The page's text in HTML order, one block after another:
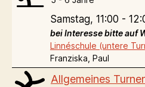
Samstag, 11:00 -
bei Interesse bitte auf
Linnéschule (untere
Franziska, Paul
Allgemeines